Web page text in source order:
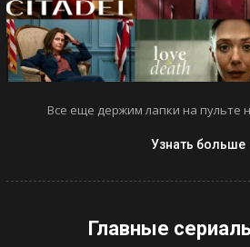
Все еще держим лапки на пульте
Узнать больше
Главные